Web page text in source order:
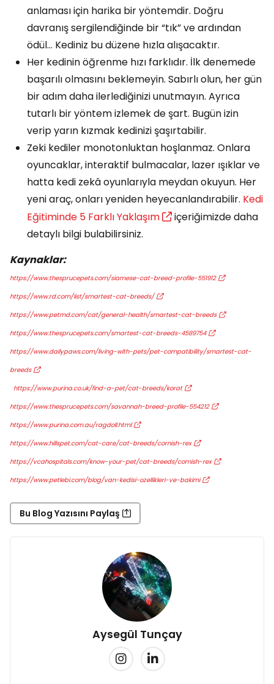
anlaması için harika bir yöntemdir. Doğru
davranış sergilendiğinde bir “tık” ve ardından
ödül... Kediniz bu düzene hızla alışacaktır.
Her kedinin öğrenme hızı farklıdır. İlk denemede
başarılı olmasını beklemeyin. Sabırlı olun, her gün
bir adım daha ilerlediğinizi unutmayın. Ayrıca
tutarlı bir yöntem izlemek de şart. Bugün izin
verip yarın kızmak kedinizi şaşırtabilir.
Zeki kediler monotonluktan hoşlanmaz. Onlara
oyuncaklar, interaktif bulmacalar, lazer ışıklar ve
hatta kedi zekâ oyunlarıyla meydan okuyun. Her
yeni araç, onları yeniden heyecanlandırabilir. Kedi
Eğitiminde 5 Farklı Yaklaşım
içeriğimizde daha
detaylı bilgi bulabilirsiniz.
Kaynaklar:
https://www.thesprucepets.com/siamese-cat-breed-profile-551912
https://www.rd.com/list/smartest-cat-breeds/
https://www.petmd.com/cat/general-health/smartest-cat-breeds
https://www.thesprucepets.com/smartest-cat-breeds-4589754
https://www.dailypaws.com/living-with-pets/pet-compatibility/smartest-cat-
breeds
https://www.purina.co.uk/find-a-pet/cat-breeds/korat
https://www.thesprucepets.com/savannah-breed-profile-554212
https://www.purina.com.au/ragdoll.html
https://www.hillspet.com/cat-care/cat-breeds/cornish-rex
https://vcahospitals.com/know-your-pet/cat-breeds/cornish-rex
https://www.petlebi.com/blog/van-kedisi-ozellikleri-ve-bakimi
Bu Blog Yazısını Paylaş
Aysegül Tunçay